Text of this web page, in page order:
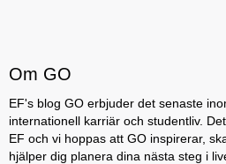
Om GO
EF's blog GO erbjuder det senaste
internationell karriär och studentliv.
EF och vi hoppas att GO inspirerar,
hjälper dig planera dina nästa steg i